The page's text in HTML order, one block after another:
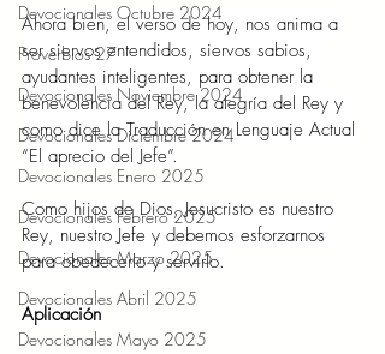
Devocionales Octubre 2024
Proverbios 27
Devocionales Noviembre 2024
Devocionales Diciembre 2024
Devocionales Enero 2025
Devocionales Febrero 2025
Devocionales Marzo 2025
Devocionales Abril 2025
Devocionales Mayo 2025
Ahora bien, el verso de hoy, nos anima a
ser siervos entendidos, siervos sabios,
ayudantes inteligentes, para obtener la
benevolencia del Rey, la alegría del Rey y
como dice la Traducción en Lenguaje Actual
“El aprecio del Jefe”.
Como hijos de Dios, Jesucristo es nuestro
Rey, nuestro Jefe y debemos esforzarnos
para obedecerlo y servirlo.
Aplicación